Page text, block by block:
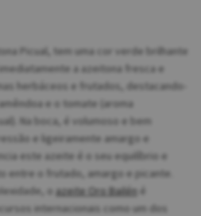
Picual, tem uma cor verde brilhante
a azeitona fresca e
herbáceos e frutados, destacando-
e o tomate (aroma
Na boca, é volumoso e bem
e ligeiramente amargo e
este azeite é o seu equilíbrio e
entre o frutado, amargo e picante.
o azeite Oro Bailén é
internacionais como um dos